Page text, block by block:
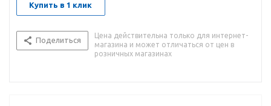
Купить в 1 клик
Поделиться
Цена действительна только для интернет-
магазина и может отличаться от цен в
розничных магазинах